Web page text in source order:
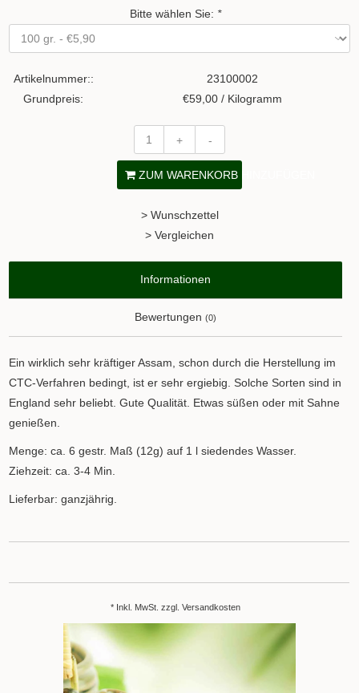
Bitte wählen Sie: *
Artikelnummer::
23100002
Grundpreis:
€59,00 / Kilogramm
+ -
ZUM WARENKORB HINZUFÜGEN
> Wunschzettel
> Vergleichen
Informationen
Bewertungen (0)
Ein wirklich sehr kräftiger Assam, schon durch die Herstellung im
CTC-Verfahren bedingt, ist er sehr ergiebig. Solche Sorten sind in
England sehr beliebt. Gute Qualität. Etwas süßen oder mit Sahne
genießen.
Menge: ca. 6 gestr. Maß (12g) auf 1 l siedendes Wasser.
Ziehzeit: ca. 3-4 Min.
Lieferbar: ganzjährig.
* Inkl. MwSt. zzgl. Versandkosten